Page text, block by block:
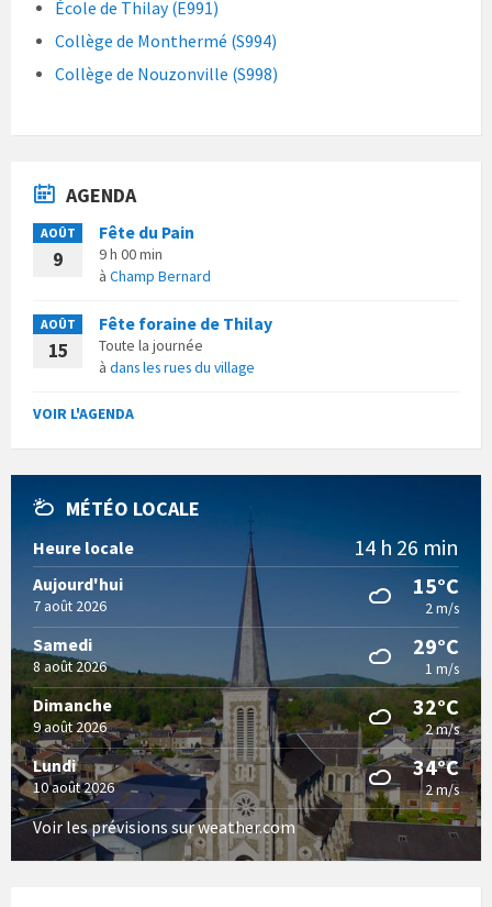
École de Thilay (E991)
Collège de Monthermé (S994)
Collège de Nouzonville (S998)
AGENDA
AOÛT
9
Fête du Pain
9 h 00 min
à Champ Bernard
AOÛT
15
Fête foraine de Thilay
Toute la journée
à dans les rues du village
VOIR L'AGENDA
MÉTÉO LOCALE
Heure locale 14 h 26 min
Aujourd'hui
7 août 2026
15°C
2 m/s
Samedi
8 août 2026
29°C
1 m/s
Dimanche
9 août 2026
32°C
2 m/s
Lundi
10 août 2026
34°C
2 m/s
Voir les prévisions sur weather.com